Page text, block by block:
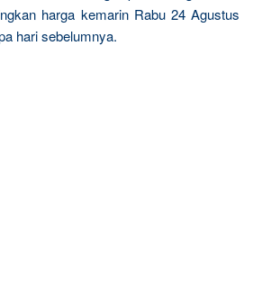
harga kemarin Rabu 24 Agustus
hari sebelumnya.